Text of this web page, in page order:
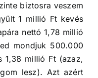
biztosra veszem
1 millió Ft kevés
nettó 1,78 millió
mondjuk 500.000
1,38 millió Ft (azaz,
lesz). Azt azért